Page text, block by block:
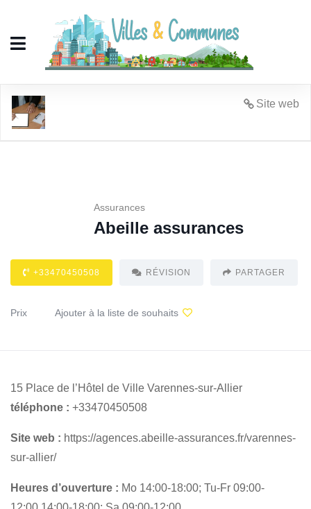
Site web
Assurances
Abeille assurances
+33470450508 RÉVISION PARTAGER
Prix Ajouter à la liste de souhaits
15 Place de l’Hôtel de Ville Varennes-sur-Allier
téléphone : +33470450508
Site web : https://agences.abeille-assurances.fr/varennes-
sur-allier/
Heures d’ouverture : Mo 14:00-18:00; Tu-Fr 09:00-